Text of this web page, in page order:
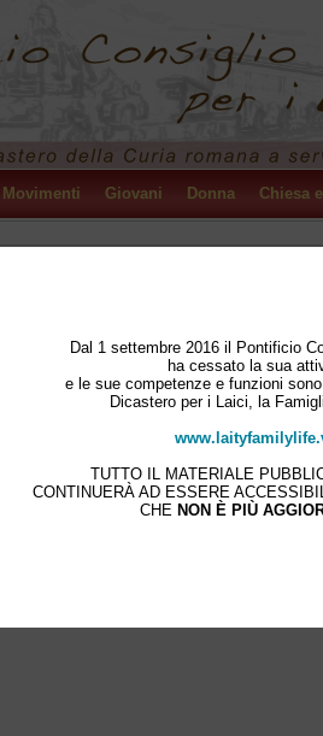
Giovani Donna Chiesa
la fede e il discernimento
Superiori Generali, nonché aver ascoltato i
Assemblea sinodale e il parere del XIV
nell’ottobre del 2018 si terrà la XV Assemblea
dei Vescovi sul tema:
I giovani, la fede e il discernimento
Il tema , espressione della sollecitudine
sinodali sulla famiglia e con i
i giovani nel loro cammino
scoprire il loro progetto di vita e
all'edificazione della Chiesa e della
Dal 1 settembre 2016 il Pontificio
ha cessato la sua
e le sue competenze e funzioni
Dicastero per i Laici, la
TUTTO IL MATERIALE
CONTINUERÀ AD ESSERE
CHE NON È PIÙ